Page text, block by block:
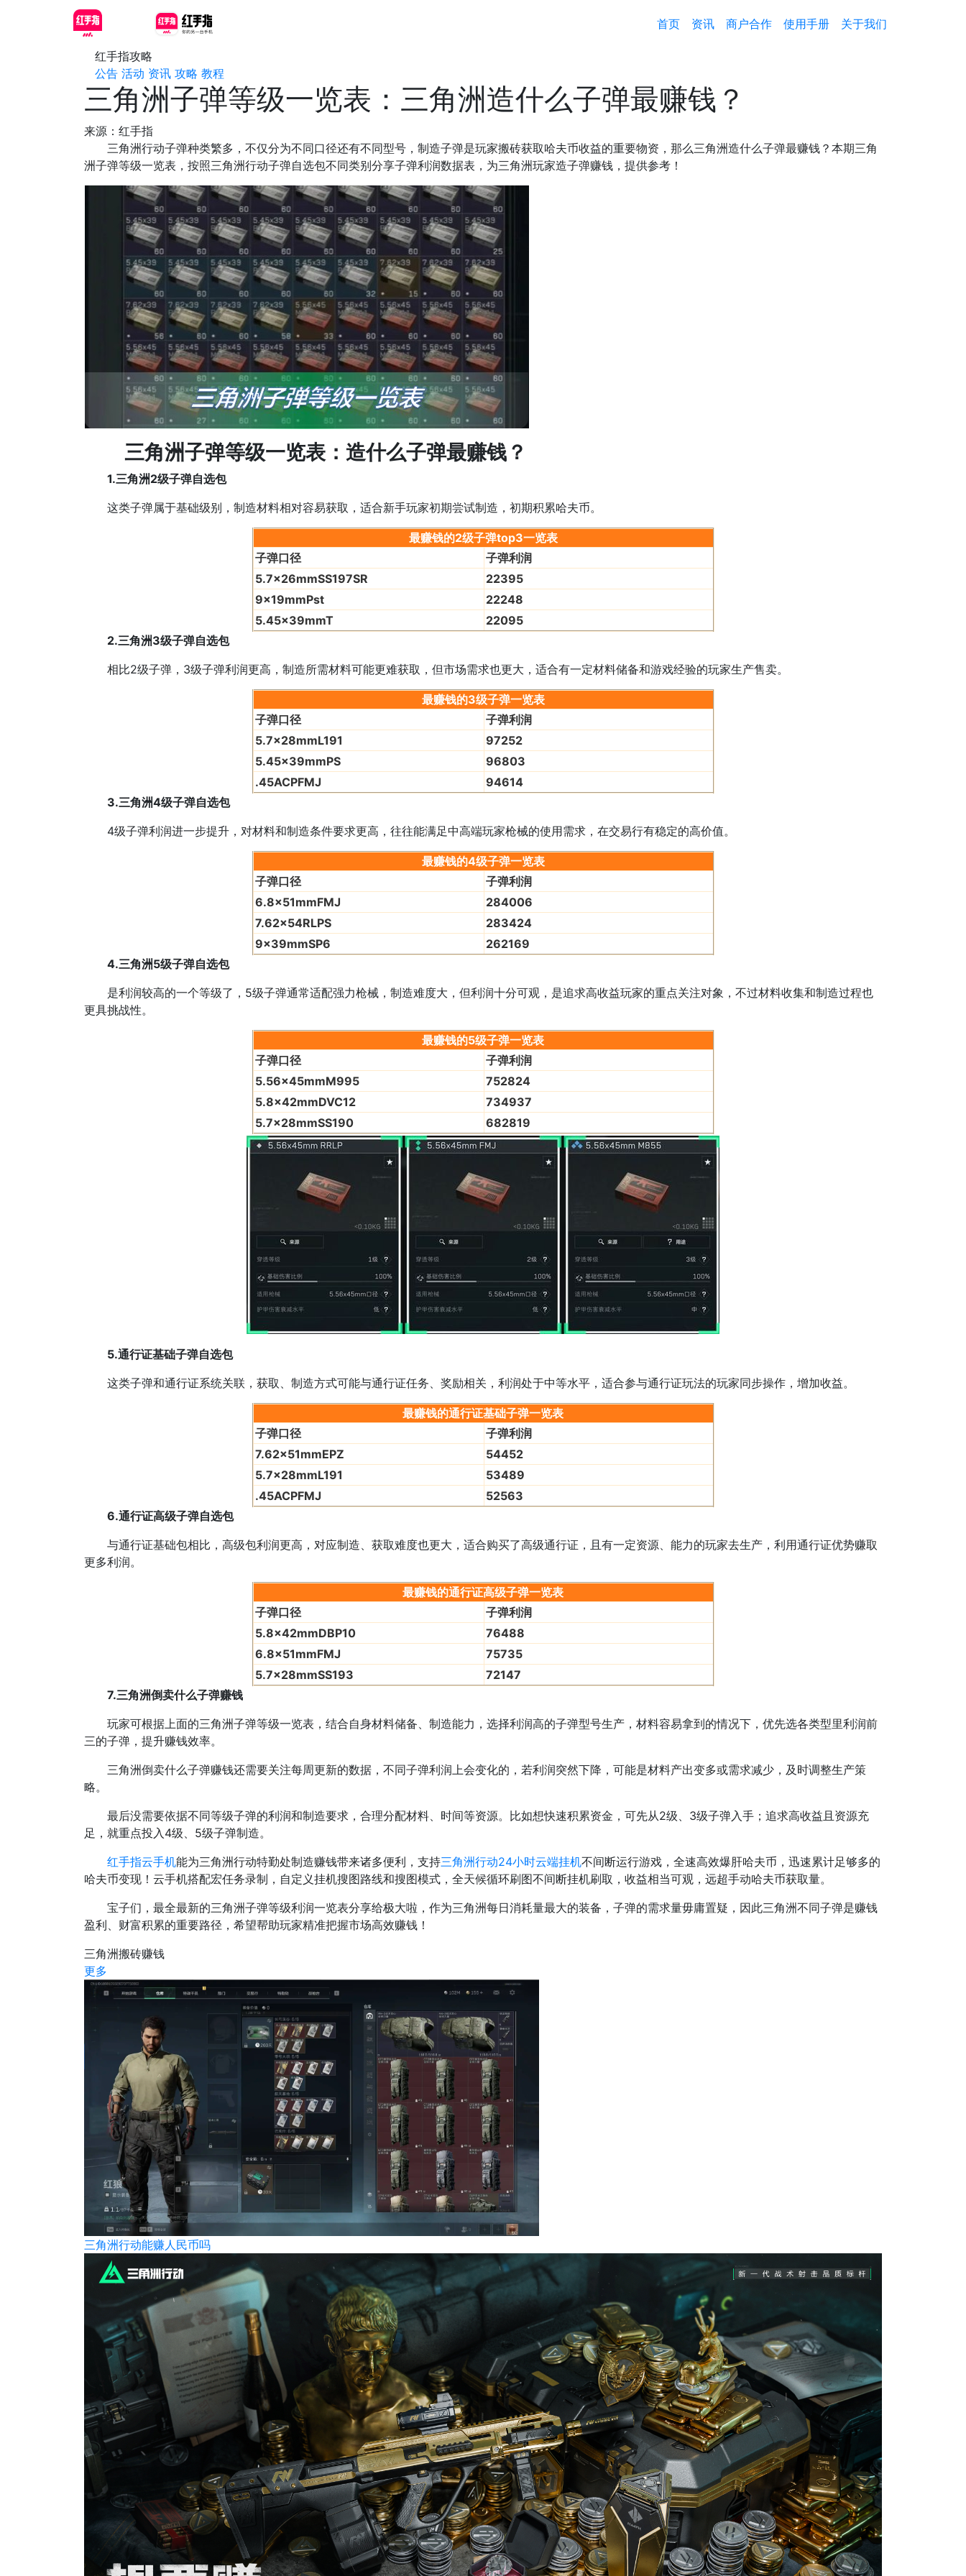
首页 资讯 商户合作 使用手册 关于我们
红手指攻略
公告 活动 资讯 攻略 教程
三角洲子弹等级一览表：三角洲造什么子弹最赚钱？
来源：红手指
三角洲行动子弹种类繁多，不仅分为不同口径还有不同型号，制造子弹是玩家搬砖获取哈夫币收益的重要物资，那么三角洲造什么子弹最赚钱？本期三角
洲子弹等级一览表，按照三角洲行动子弹自选包不同类别分享子弹利润数据表，为三角洲玩家造子弹赚钱，提供参考！
三角洲子弹等级一览表：造什么子弹最赚钱？
1.三角洲2级子弹自选包
这类子弹属于基础级别，制造材料相对容易获取，适合新手玩家初期尝试制造，初期积累哈夫币。
最赚钱的2级子弹top3一览表
子弹口径
子弹利润
5.7x26mmSS197SR
22395
9x19mmPst
22248
5.45x39mmT
22095
2.三角洲3级子弹自选包
相比2级子弹，3级子弹利润更高，制造所需材料可能更难获取，但市场需求也更大，适合有一定材料储备和游戏经验的玩家生产售卖。
最赚钱的3级子弹一览表
子弹口径
子弹利润
5.7x28mmL191
97252
5.45x39mmPS
96803
.45ACPFMJ
94614
3.三角洲4级子弹自选包
4级子弹利润进一步提升，对材料和制造条件要求更高，往往能满足中高端玩家枪械的使用需求，在交易行有稳定的高价值。
最赚钱的4级子弹一览表
子弹口径
子弹利润
6.8x51mmFMJ
284006
7.62x54RLPS
283424
9x39mmSP6
262169
4.三角洲5级子弹自选包
是利润较高的一个等级了，5级子弹通常适配强力枪械，制造难度大，但利润十分可观，是追求高收益玩家的重点关注对象，不过材料收集和制造过程也
更具挑战性。
最赚钱的5级子弹一览表
子弹口径
子弹利润
5.56x45mmM995
752824
5.8x42mmDVC12
734937
5.7x28mmSS190
682819
5.通行证基础子弹自选包
这类子弹和通行证系统关联，获取、制造方式可能与通行证任务、奖励相关，利润处于中等水平，适合参与通行证玩法的玩家同步操作，增加收益。
最赚钱的通行证基础子弹一览表
子弹口径
子弹利润
7.62x51mmEPZ
54452
5.7x28mmL191
53489
.45ACPFMJ
52563
6.通行证高级子弹自选包
与通行证基础包相比，高级包利润更高，对应制造、获取难度也更大，适合购买了高级通行证，且有一定资源、能力的玩家去生产，利用通行证优势赚取
更多利润。
最赚钱的通行证高级子弹一览表
子弹口径
子弹利润
5.8x42mmDBP10
76488
6.8x51mmFMJ
75735
5.7x28mmSS193
72147
7.三角洲倒卖什么子弹赚钱
玩家可根据上面的三角洲子弹等级一览表，结合自身材料储备、制造能力，选择利润高的子弹型号生产，材料容易拿到的情况下，优先选各类型里利润前
三的子弹，提升赚钱效率。
三角洲倒卖什么子弹赚钱还需要关注每周更新的数据，不同子弹利润上会变化的，若利润突然下降，可能是材料产出变多或需求减少，及时调整生产策
略。
最后没需要依据不同等级子弹的利润和制造要求，合理分配材料、时间等资源。比如想快速积累资金，可先从2级、3级子弹入手；追求高收益且资源充
足，就重点投入4级、5级子弹制造。
红手指云手机能为三角洲行动特勤处制造赚钱带来诸多便利，支持三角洲行动24小时云端挂机不间断运行游戏，全速高效爆肝哈夫币，迅速累计足够多的
哈夫币变现！云手机搭配宏任务录制，自定义挂机搜图路线和搜图模式，全天候循环刷图不间断挂机刷取，收益相当可观，远超手动哈夫币获取量。
宝子们，最全最新的三角洲子弹等级利润一览表分享给极大啦，作为三角洲每日消耗量最大的装备，子弹的需求量毋庸置疑，因此三角洲不同子弹是赚钱
盈利、财富积累的重要路径，希望帮助玩家精准把握市场高效赚钱！
三角洲搬砖赚钱
更多
三角洲行动能赚人民币吗